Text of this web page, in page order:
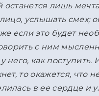
лишь
услышать смех;
если это будет
с ним
него, как поступить.
то окажется, что
в ее сердце и